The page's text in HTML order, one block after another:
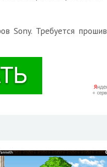
Sony. Требуется